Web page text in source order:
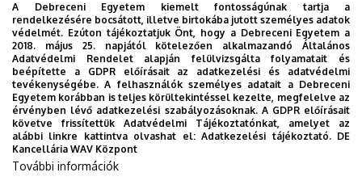
E-mail cím
vitalyos.geza@dental.unideb.
hu
Cím
4032 Debrecen Nagyerdei
körút 98
Épület Fogászati Tömb
Weboldal
A Debreceni Egyetem kiemelt fontosságúnak tartja a
rendelkezésére bocsátott, illetve birtokába jutott személyes adatok
védelmét. Ezúton tájékoztatjuk Önt, hogy a Debreceni Egyetem a
2018. május 25. napjától kötelezően alkalmazandó Általános
Adatvédelmi Rendelet alapján felülvizsgálta folyamatait és
beépítette a GDPR előírásait az adatkezelési és adatvédelmi
tevékenységébe. A felhasználók személyes adatait a Debreceni
Egyetem korábban is teljes körültekintéssel kezelte, megfelelve az
érvényben lévő adatkezelési szabályozásoknak. A GDPR előírásait
követve frissítettük Adatvédelmi Tájékoztatónkat, amelyet az
alábbi linkre kattintva olvashat el:Adatkezelési tájékoztató. DE
Kancellária WAV Központ
További információk